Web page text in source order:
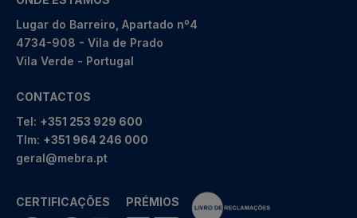
Lugar do Barreiro, Apartado nº4
4734-908 - Vila de Prado
Vila Verde - Portugal
CONTACTOS
Tel: +351 253 929 600
Tlm: +351 964 246 000
geral@mebra.pt
CERTIFICAÇÕES PRÉMIOS